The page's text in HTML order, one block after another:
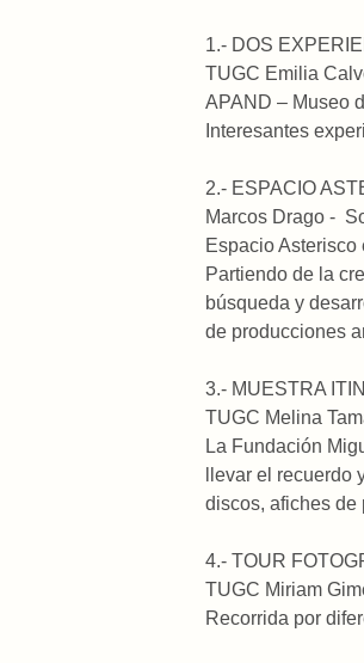
1.- DOS
TUGC Emilia
APAND – Museo
Interesantes
2.- ESPACIO
Marcos Drago -
Espacio
Partiendo de la
búsqueda y
de producciones
3.- MUESTRA
TUGC Melina
La Fundación
llevar el
discos, afiches de
4.- TOUR
TUGC Miriam
Recorrida por